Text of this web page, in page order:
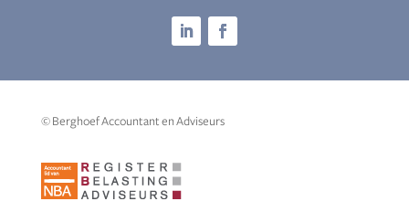
© Berghoef Accountant en Adviseurs